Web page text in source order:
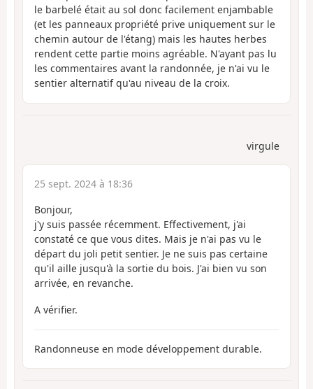
le barbelé était au sol donc facilement enjambable
(et les panneaux propriété prive uniquement sur le
chemin autour de l'étang) mais les hautes herbes
rendent cette partie moins agréable. N'ayant pas lu
les commentaires avant la randonnée, je n'ai vu le
sentier alternatif qu'au niveau de la croix.
virgule
25 sept. 2024 à 18:36
Bonjour,
j'y suis passée récemment. Effectivement, j'ai
constaté ce que vous dites. Mais je n'ai pas vu le
départ du joli petit sentier. Je ne suis pas certaine
qu'il aille jusqu'à la sortie du bois. J'ai bien vu son
arrivée, en revanche.
A vérifier.
Randonneuse en mode développement durable.